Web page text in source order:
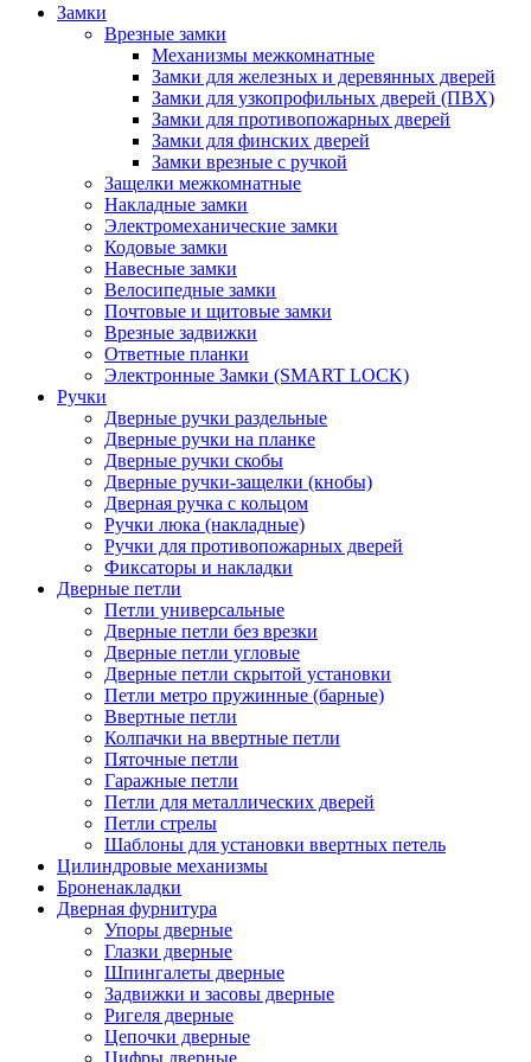
Замки
Врезные замки
Механизмы межкомнатные
Замки для железных и деревянных дверей
Замки для узкопрофильных дверей (ПВХ)
Замки для противопожарных дверей
Замки для финских дверей
Замки врезные с ручкой
Защелки межкомнатные
Накладные замки
Электромеханические замки
Кодовые замки
Навесные замки
Велосипедные замки
Почтовые и щитовые замки
Врезные задвижки
Ответные планки
Электронные Замки (SMART LOCK)
Ручки
Дверные ручки раздельные
Дверные ручки на планке
Дверные ручки скобы
Дверные ручки-защелки (кнобы)
Дверная ручка с кольцом
Ручки люка (накладные)
Ручки для противопожарных дверей
Фиксаторы и накладки
Дверные петли
Петли универсальные
Дверные петли без врезки
Дверные петли угловые
Дверные петли скрытой установки
Петли метро пружинные (барные)
Ввертные петли
Колпачки на ввертные петли
Пяточные петли
Гаражные петли
Петли для металлических дверей
Петли стрелы
Шаблоны для установки ввертных петель
Цилиндровые механизмы
Броненакладки
Дверная фурнитура
Упоры дверные
Глазки дверные
Шпингалеты дверные
Задвижки и засовы дверные
Ригеля дверные
Цепочки дверные
Цифры дверные